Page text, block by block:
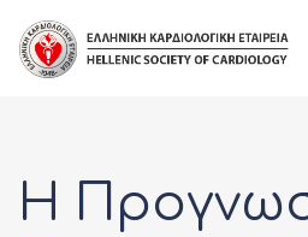
content
Η